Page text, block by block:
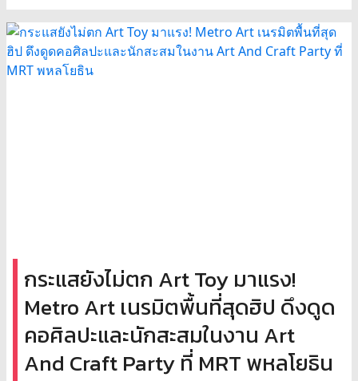
กระแสยังไม่ตก Art Toy มาแรง!
Metro Art เนรมิตพื้นที่สุดฮิป ดึงดูด
คอศิลปะและนักสะสมในงาน Art
And Craft Party ที่ MRT พหลโยธิน